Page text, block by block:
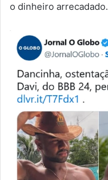
o dinheiro arrecadado.